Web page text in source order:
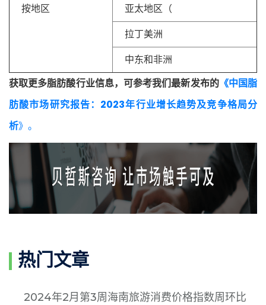
按地区
亚太地区（
拉丁美洲
中东和非洲
获取更多脂肪酸行业信息，可参考我们最新发布的《中国脂
肪酸市场研究报告：2023年行业增长趋势及竞争格局分
析》。
热门文章
2024年2月第3周海南旅游消费价格指数周环比